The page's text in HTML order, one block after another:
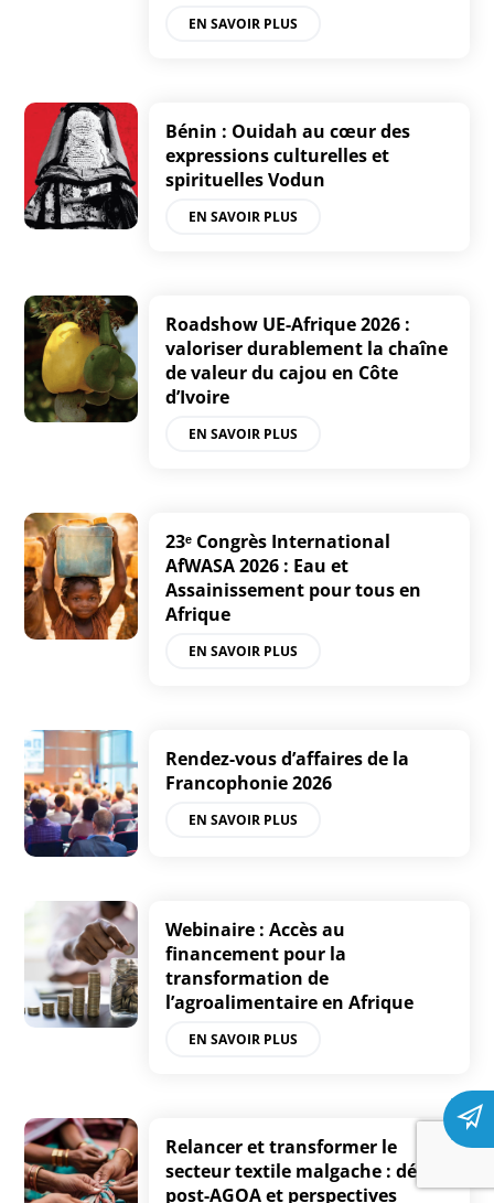
EN SAVOIR PLUS
Bénin : Ouidah au cœur des
expressions culturelles et
spirituelles Vodun
EN SAVOIR PLUS
Roadshow UE-Afrique 2026 :
valoriser durablement la chaîne
de valeur du cajou en Côte
d’Ivoire
EN SAVOIR PLUS
23ᵉ Congrès International
AfWASA 2026 : Eau et
Assainissement pour tous en
Afrique
EN SAVOIR PLUS
Rendez-vous d’affaires de la
Francophonie 2026
EN SAVOIR PLUS
Webinaire : Accès au
financement pour la
transformation de
l’agroalimentaire en Afrique
EN SAVOIR PLUS
Relancer et transformer le
secteur textile malgache : défis
post-AGOA et perspectives